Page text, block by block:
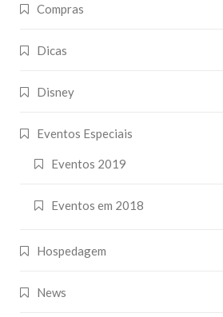
Compras
Dicas
Disney
Eventos Especiais
Eventos 2019
Eventos em 2018
Hospedagem
News